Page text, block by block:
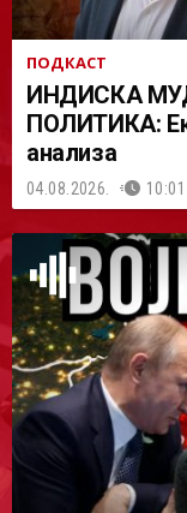
ПОДКАСТ
ИНДИСКА
ПОЛИТИКА:
анализа
04.08.2026. 10:01